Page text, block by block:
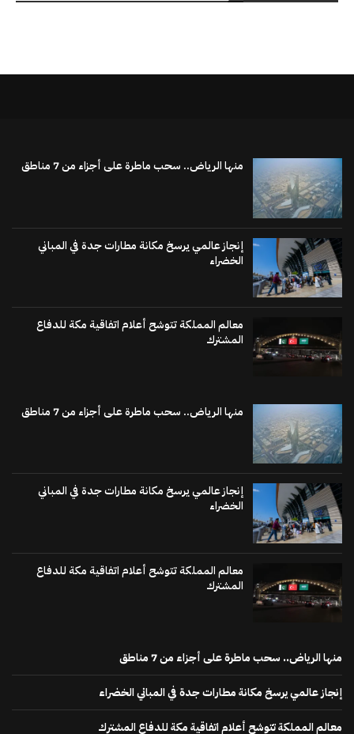
منها الرياض.. سحب ماطرة على أجزاء من 7 مناطق
إنجاز عالمي يرسخ مكانة مطارات جدة في المباني
الخضراء
معالم المملكة تتوشح أعلام اتفاقية مكة للدفاع
المشترك
منها الرياض.. سحب ماطرة على أجزاء من 7 مناطق
إنجاز عالمي يرسخ مكانة مطارات جدة في المباني
الخضراء
معالم المملكة تتوشح أعلام اتفاقية مكة للدفاع
المشترك
منها الرياض.. سحب ماطرة على أجزاء من 7 مناطق
إنجاز عالمي يرسخ مكانة مطارات جدة في المباني الخضراء
معالم المملكة تتوشح أعلام اتفاقية مكة للدفاع المشترك